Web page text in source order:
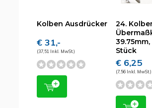
Kolben Ausdrücker
€ 31,-
(37,51 Inkl. MwSt.)
24.
39.75mm,
Stück
€ 6,25
(7,56 Inkl. MwSt.)